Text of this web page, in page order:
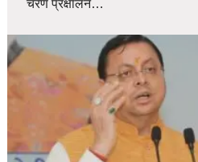
चरण प्रक्षालन…